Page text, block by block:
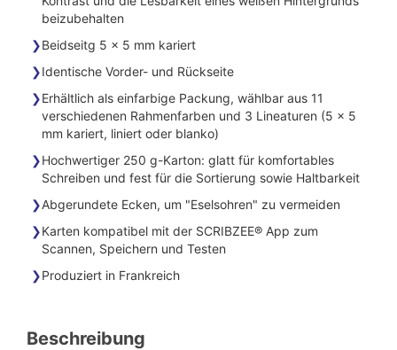
beizubehalten
Beidseitg 5 x 5 mm kariert
Identische Vorder- und Rückseite
Erhältlich als einfarbige Packung, wählbar aus 11
verschiedenen Rahmenfarben und 3 Lineaturen (5 x 5
mm kariert, liniert oder blanko)
Hochwertiger 250 g-Karton: glatt für komfortables
Schreiben und fest für die Sortierung sowie Haltbarkeit
Abgerundete Ecken, um "Eselsohren" zu vermeiden
Karten kompatibel mit der SCRIBZEE® App zum
Scannen, Speichern und Testen
Produziert in Frankreich
Beschreibung